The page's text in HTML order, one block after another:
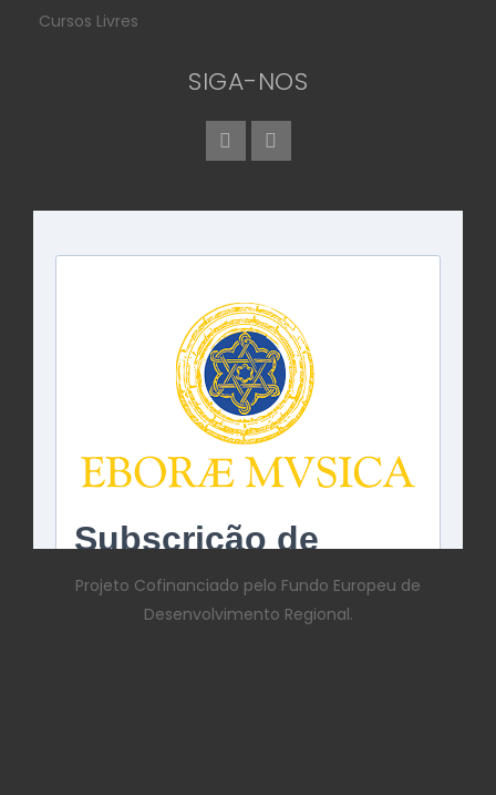
Cursos Livres
SIGA-NOS
Projeto Cofinanciado pelo Fundo Europeu de
Desenvolvimento Regional.